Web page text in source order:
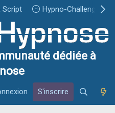
Script Hypno-Challenge
dédiée à
S'inscrire